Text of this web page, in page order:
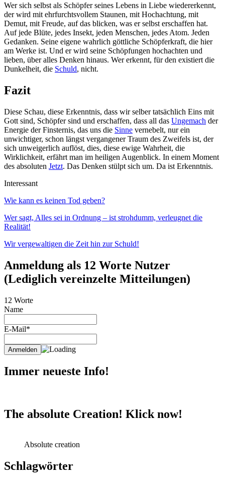
Wer sich selbst als Schöpfer seines Lebens in Liebe wiedererkennt,
der wird mit ehrfurchtsvollem Staunen, mit Hochachtung, mit
Demut, mit Freude, auf das blicken, was er selbst erschaffen hat.
Auf jede Blüte, jedes Insekt, jeden Menschen, jedes Atom. Jeden
Gedanken. Seine eigene wahrlich göttliche Schöpferkraft, die hier
am Werke ist. Und er wird seine Schöpfungen hochachten und
lieben, über alles Denken hinaus. Wer erkennt, für den existiert die
Dunkelheit, die Schuld, nicht.
Fazit
Diese Schau, diese Erkenntnis, dass wir selber tatsächlich Eins mit
Gott sind, Schöpfer sind und erschaffen, dass all das Ungemach der
Energie der Finsternis, das uns die Sinne vernebelt, nur ein
unwichtiger, schon längst vergangener Traum des Zweifels ist, der
sich unweigerlich auflöst, dies, diese ewige Wahrheit, die
Wirklichkeit, erfährt man im heiligen Augenblick. In einem Moment
des absoluten Jetzt. Das Denken stülpt sich um. Da ist Erkenntnis.
Interessant
Wie kann es keinen Tod geben?
Wer sagt, Alles sei in Ordnung – ist strohdumm, verleugnet die
Realität!
Wir vergewaltigen die Zeit hin zur Schuld!
Anmeldung als 12 Worte Nutzer
(Lediglich vereinzelte Mitteilungen)
12 Worte
Name
E-Mail*
Immer neueste Info!
The absolute Creation! Klick now!
Absolute creation
Schlagwörter